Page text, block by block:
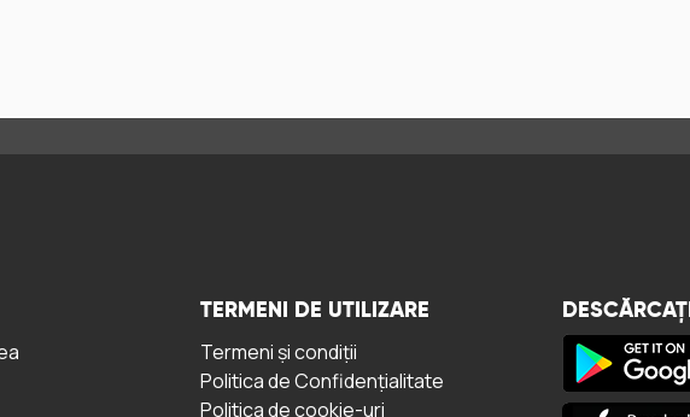
TERMENI DE UTILIZARE
Termeni și condiții
Politica de Confidențialitate
Politica de cookie-uri